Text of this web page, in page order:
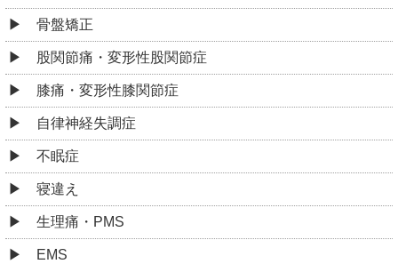
骨盤矯正
股関節痛・変形性股関節症
膝痛・変形性膝関節症
自律神経失調症
不眠症
寝違え
生理痛・PMS
EMS